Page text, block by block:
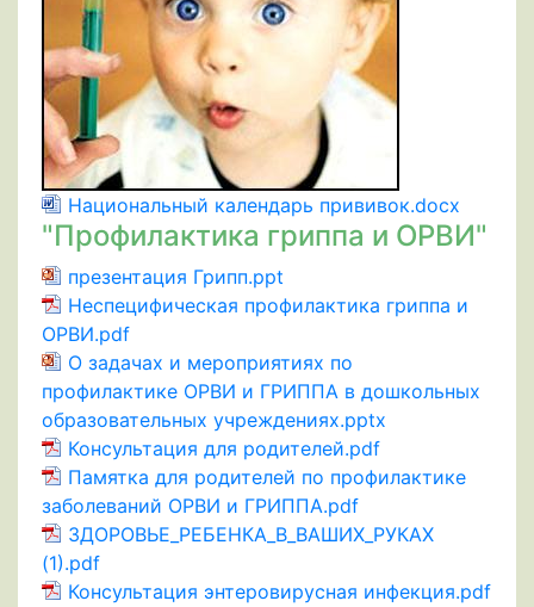
Национальный календарь прививок.docx
"Профилактика гриппа и ОРВИ"
презентация Грипп.ppt
Неспецифическая профилактика гриппа и
ОРВИ.pdf
О задачах и мероприятиях по
профилактике ОРВИ и ГРИППА в дошкольных
образовательных учреждениях.pptx
Консультация для родителей.pdf
Памятка для родителей по профилактике
заболеваний ОРВИ и ГРИППА.pdf
3ДОРОВЬЕ_РЕБЕНКА_В_ВАШИХ_РУКАХ
(1).pdf
Консультация энтеровирусная инфекция.pdf